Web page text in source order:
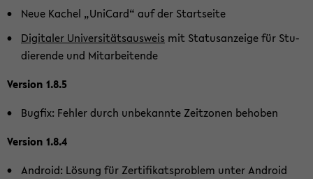
Neue Ka­chel „Uni­Card“ auf der Start­sei­te
Di­gi­ta­ler Uni­ver­si­täts­aus­weis mit Sta­tus­an­zei­ge für Stu­
die­ren­de und Mit­ar­bei­ten­de
Ver­si­on 1.8.5
Bug­fix: Feh­ler durch un­be­kann­te Zeit­zo­nen be­ho­ben
Ver­si­on 1.8.4
An­droid: Lö­sung für Zer­ti­fi­kats­pro­blem unter An­droid